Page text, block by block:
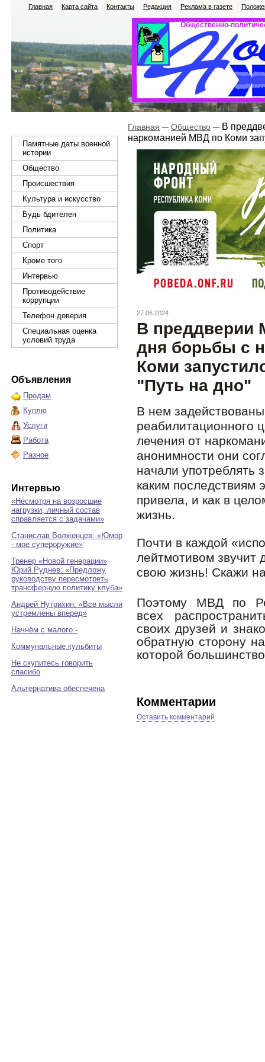
Главная Карта сайта Контакты Редакция Реклама в газете
Общественно-
Памятные даты военной
истории
Общество
Происшествия
Культура и искусство
Будь бдителен
Политика
Спорт
Кроме того
Интервью
Противодействие
коррупции
Телефон доверия
Специальная оценка
условий труда
Объявления
Продам
Куплю
Услуги
Работа
Разное
Интервью
«Несмотря на возросшие
нагрузки, личный состав
справляется с задачами»
Станислав Волженцев: «Юмор
- мое супероружие»
Тренер «Новой генерации»
Юрий Руднев: «Предложу
руководству пересмотреть
трансферную политику клуба»
Андрей Нутрихин: «Все мысли
устремлены вперед»
Начнём с малого -
Коммунальные кульбиты
Не скупитесь говорить
спасибо
Альтернатива обеспечена
Главная Общество
В
наркоманией МВД по Коми
27.06.2024
В преддверии
дня борьбы с
Коми
"Путь на дно"
В нем
реабилитационного
лечения от
анонимности они
начали употреблять
каким последствиям
привела, и как в
жизнь.
Почти в каждой
лейтмотивом звучит
свою жизнь! Скажи
Поэтому МВД по
всех
своих друзей и
обратную сторону
которой
Комментарии
Оставить комментарий